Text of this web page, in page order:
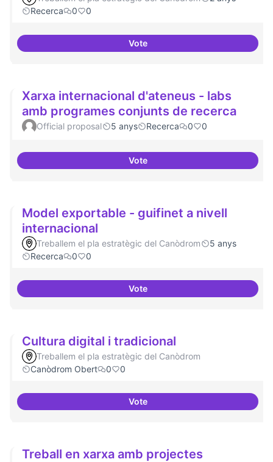
Recerca
0 0
VoteErasmus Canòdrom
Xarxa internacional d'ateneus - labs
amb programes conjunts de recerca
Official proposal 5 anys Recerca 0 0
VoteXarxa internacional d'ateneus -
Model exportable - guifinet a nivell
internacional
Treballem el pla estratègic del Canòdrom
5 anys
Recerca
0 0
VoteModel exportable - guifinet a
Cultura digital i tradicional
Treballem el pla estratègic del Canòdrom
Canòdrom Obert
0 0
VoteCultura digital i tradicional
Treball en xarxa amb projectes